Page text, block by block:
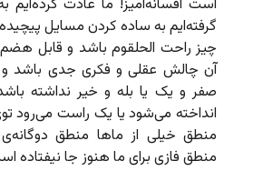
است افسانه‌آمیز! ما عادت کرده‌ایم
گرفته‌ایم به ساده کردن مسایل
چیز راحت الحلقوم باشد و قابل
آن چالش عقلی و فکری جدی باشد
صفر و یک یا بله و خیر نداشته
انداخته می‌شود یا یک راست می‌رود
منطق خیلی از ماها منطق
منطق فازی برای ما هنوز جا نیفتاده